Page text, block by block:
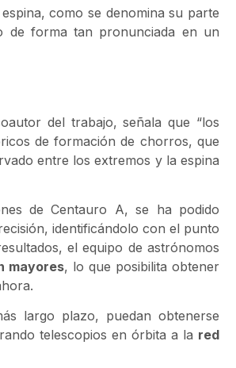
como se denomina su parte
de forma tan pronunciada en un
del trabajo, señala que “los
de formación de chorros, que
entre los extremos y la espina
de Centauro A, se ha podido
identificándolo con el punto
el equipo de astrónomos
mayores, lo que posibilita obtener
largo plazo, puedan obtenerse
telescopios en órbita a la red